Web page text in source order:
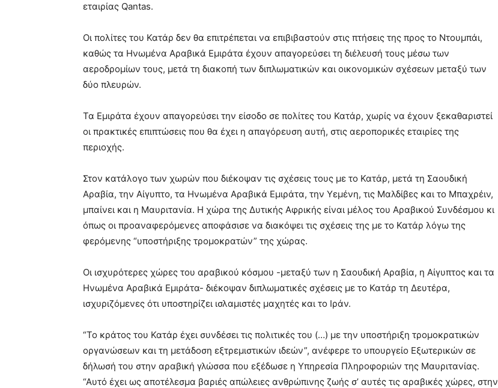
εταιρίας Qantas.
Οι πολίτες του Κατάρ δεν θα επιτρέπεται να επιβιβαστούν στις πτήσεις της προς το Ντουμπάι,
καθώς τα Ηνωμένα Αραβικά Εμιράτα έχουν απαγορεύσει τη διέλευσή τους μέσω των
αεροδρομίων τους, μετά τη διακοπή των διπλωματικών και οικονομικών σχέσεων μεταξύ των
δύο πλευρών.
Τα Εμιράτα έχουν απαγορεύσει την είσοδο σε πολίτες του Κατάρ, χωρίς να έχουν ξεκαθαριστεί
οι πρακτικές επιπτώσεις που θα έχει η απαγόρευση αυτή, στις αεροπορικές εταιρίες της
περιοχής.
Στον κατάλογο των χωρών που διέκοψαν τις σχέσεις τους με το Κατάρ, μετά τη Σαουδική
Αραβία, την Αίγυπτο, τα Ηνωμένα Αραβικά Εμιράτα, την Υεμένη, τις Μαλδίβες και το Μπαχρέιν,
μπαίνει και η Μαυριτανία. Η χώρα της Δυτικής Αφρικής είναι μέλος του Αραβικού Συνδέσμου κι
όπως οι προαναφερόμενες αποφάσισε να διακόψει τις σχέσεις της με το Κατάρ λόγω της
φερόμενης “υποστήριξης τρομοκρατών” της χώρας.
Οι ισχυρότερες χώρες του αραβικού κόσμου -μεταξύ των η Σαουδική Αραβία, η Αίγυπτος και τα
Ηνωμένα Αραβικά Εμιράτα- διέκοψαν διπλωματικές σχέσεις με το Κατάρ τη Δευτέρα,
ισχυριζόμενες ότι υποστηρίζει ισλαμιστές μαχητές και το Ιράν.
“Το κράτος του Κατάρ έχει συνδέσει τις πολιτικές του (…) με την υποστήριξη τρομοκρατικών
οργανώσεων και τη μετάδοση εξτρεμιστικών ιδεών”, ανέφερε το υπουργείο Εξωτερικών σε
δήλωσή του στην αραβική γλώσσα που εξέδωσε η Υπηρεσία Πληροφοριών της Μαυριτανίας.
“Αυτό έχει ως αποτέλεσμα βαριές απώλειες ανθρώπινης ζωής σ’ αυτές τις αραβικές χώρες, στην